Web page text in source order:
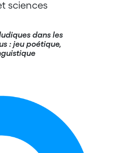
sciences
dans les
: jeu poétique,